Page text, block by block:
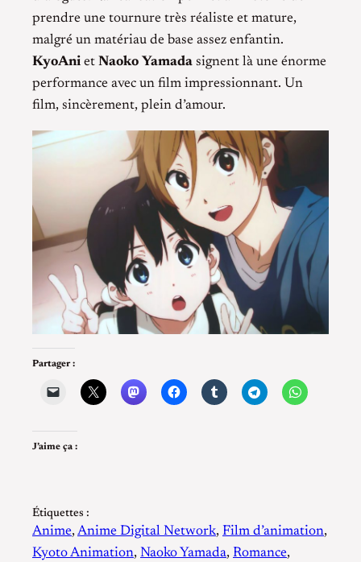
prendre une tournure très réaliste et mature,
malgré un matériau de base assez enfantin.
KyoAni et Naoko Yamada signent là une énorme
performance avec un film impressionnant. Un
film, sincèrement, plein d’amour.
Partager :
J’aime ça :
Étiquettes :
Anime, Anime Digital Network, Film d’animation
Kyoto Animation, Naoko Yamada, Romance